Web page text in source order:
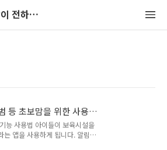
삼남매 키우는 육아맘이 전하는 육아정보공간
등 초보맘을 위한 사용
능 사용법 아이들이 보육시설을
앱을 사용하게 됩니다. 알림장,
능들에 대한 가이드를 정리해보